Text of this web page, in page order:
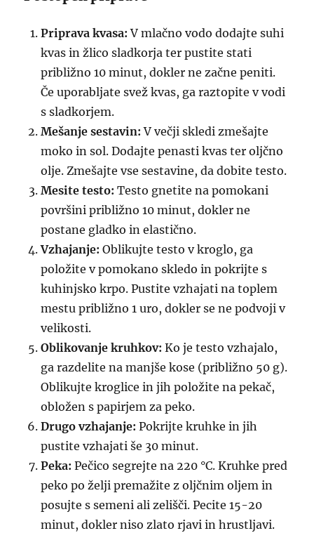
Priprava kvasa: V mlačno vodo dodajte suhi
kvas in žlico sladkorja ter pustite stati
približno 10 minut, dokler ne začne peniti.
Če uporabljate svež kvas, ga raztopite v vodi
s sladkorjem.
Mešanje sestavin: V večji skledi zmešajte
moko in sol. Dodajte penasti kvas ter oljčno
olje. Zmešajte vse sestavine, da dobite testo.
Mesite testo: Testo gnetite na pomokani
površini približno 10 minut, dokler ne
postane gladko in elastično.
Vzhajanje: Oblikujte testo v kroglo, ga
položite v pomokano skledo in pokrijte s
kuhinjsko krpo. Pustite vzhajati na toplem
mestu približno 1 uro, dokler se ne podvoji v
velikosti.
Oblikovanje kruhkov: Ko je testo vzhajalo,
ga razdelite na manjše kose (približno 50 g).
Oblikujte kroglice in jih položite na pekač,
obložen s papirjem za peko.
Drugo vzhajanje: Pokrijte kruhke in jih
pustite vzhajati še 30 minut.
Peka: Pečico segrejte na 220 °C. Kruhke pred
peko po želji premažite z oljčnim oljem in
posujte s semeni ali zelišči. Pecite 15-20
minut, dokler niso zlato rjavi in hrustljavi.